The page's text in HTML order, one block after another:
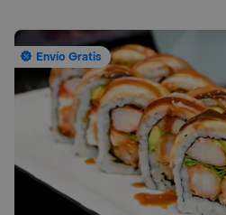
Envío Gratis